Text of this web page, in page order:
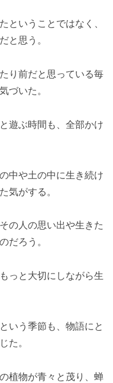
ということではなく、
と思う。
り前だと思っている毎
づいた。
遊ぶ時間も、全部かけ
中や土の中に生き続け
気がする。
の人の思い出や生きた
だろう。
っと大切にしながら生
いう季節も、物語にと
た。
植物が青々と茂り、蝉